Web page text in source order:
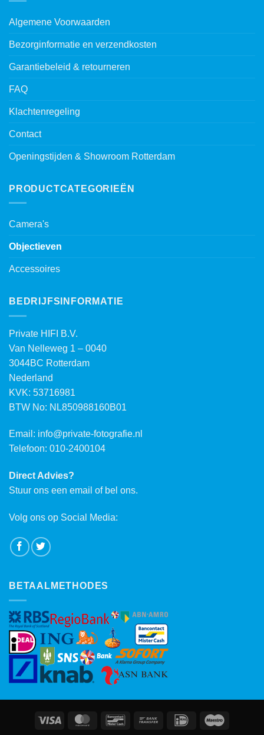
Algemene Voorwaarden
Bezorginformatie en verzendkosten
Garantiebeleid & retourneren
FAQ
Klachtenregeling
Contact
Openingstijden & Showroom Rotterdam
PRODUCTCATEGORIEËN
Camera's
Objectieven
Accessoires
BEDRIJFSINFORMATIE
Private HIFI B.V.
Van Nelleweg 1 – 0040
3044BC Rotterdam
Nederland
KVK: 53716981
BTW No: NL850988160B01
Email: info@private-fotografie.nl
Telefoon: 010-2400104
Direct Advies?
Stuur ons een email of bel ons.
Volg ons op Social Media:
BETAALMETHODES
Visa MasterCardBancontactBank
IDeal